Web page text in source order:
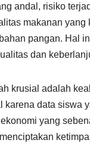
andal, risiko
makanan
pangan. Hal
dan
krusial adalah
karena data siswa
yang